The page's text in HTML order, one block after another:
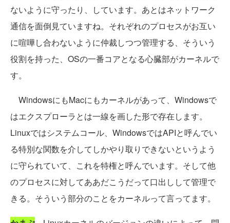
ないように守ったり、しています。あとはネットワーク
通信を面倒見ていますね。それぞれのプロセスがお互い
に喧嘩し合わないように仲裁しつつ管理する、そういう
役割を持った、OSの一番コアとなる心臓部がカーネルで
す。
WindowsにもMacにもカーネルがあって、Windowsで
はエクスプローラとは一線を画した形で存在します。
Linuxではシステムコール、WindowsではAPIと呼んでい
る特別な関数を介してしかやり取りできないというよう
に守られていて、これを特権と呼んでいます。そして他
のプロセスに対してああだこうだって口出しして管理で
きる。そういう部分のことをカーネルって言ってます。